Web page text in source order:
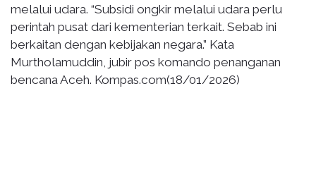
melalui udara. “Subsidi ongkir melalui udara perlu
perintah pusat dari kementerian terkait. Sebab ini
berkaitan dengan kebijakan negara.” Kata
Murtholamuddin, jubir pos komando penanganan
bencana Aceh. Kompas.com(18/01/2026)